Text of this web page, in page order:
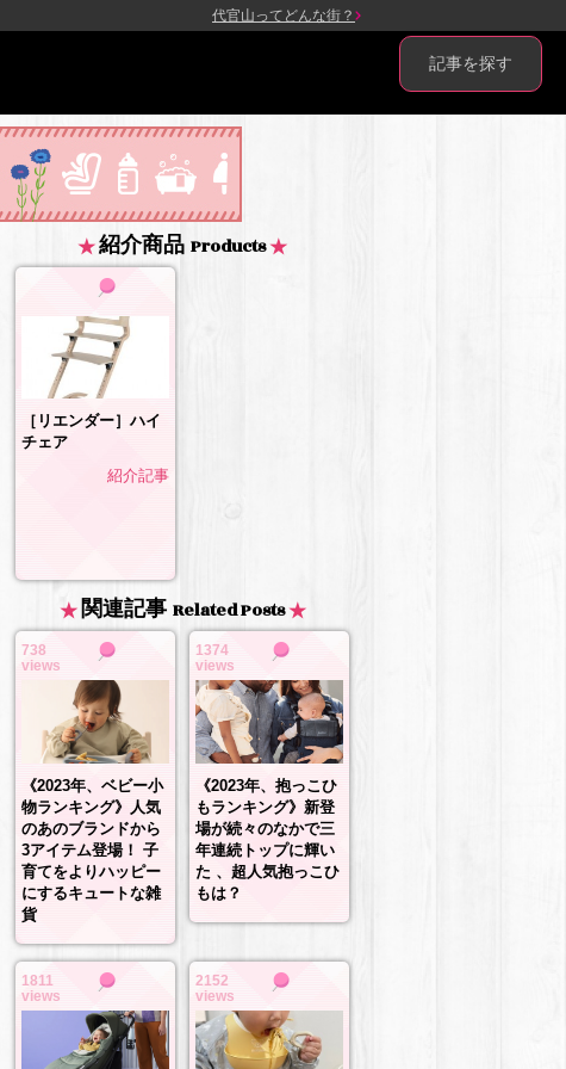
代官山ってどんな街？
紹介商品 Products
［リエンダー］ハイ
チェア
紹介記事
関連記事 Related Posts
738
views
《2023年、ベビー小
物ランキング》人気
のあのブランドから
3アイテム登場！ 子
育てをよりハッピー
にするキュートな雑
貨
1374
views
《2023年、抱っこひ
もランキング》新登
場が続々のなかで三
年連続トップに輝い
た 、超人気抱っこひ
もは？
1811
views
2152
views
記事を探す